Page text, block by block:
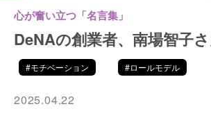
心が奮い立つ「名言集」
DeNAの創業者、南場智子
#モチベーション #ロールモデル
2025.04.22